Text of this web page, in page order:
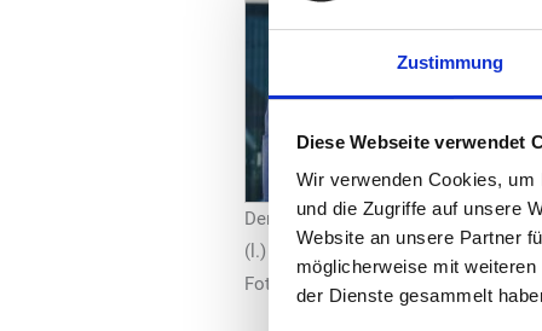
Zustimmung
Diese Webseite verwendet
Wir verwenden Cookies,
und die Zugriffe auf unsere
Website an unsere Partner
möglicherweise mit
der Dienste gesammelt
Der wiedergewählte en2x-
(l.) mit en2x-Hauptgeschäftsführer
Foto: en2x